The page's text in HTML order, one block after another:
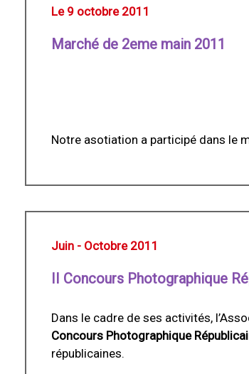
Le 9 octobre 2011
Marché de 2eme main 2011
Notre asotiation a participé dans le
Juin - Octobre 2011
II Concours Photographique
Dans le cadre de ses activités,
Concours Photographique
républicaines.